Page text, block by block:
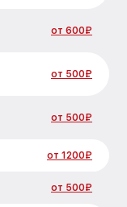
от 600₽
от 500₽
от 500₽
от 1200₽
от 500₽